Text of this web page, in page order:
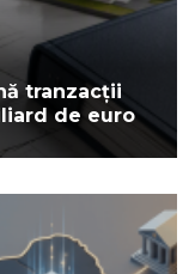
tranzacții
de euro